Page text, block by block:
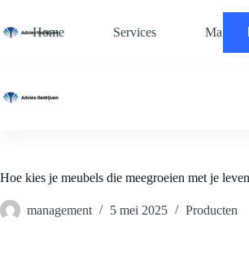
de
Home Services
Hoe kies je meubels die meegroeien met je
management 5 mei 2025 Producten